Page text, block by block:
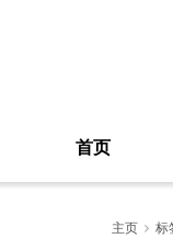
首页
主页 标